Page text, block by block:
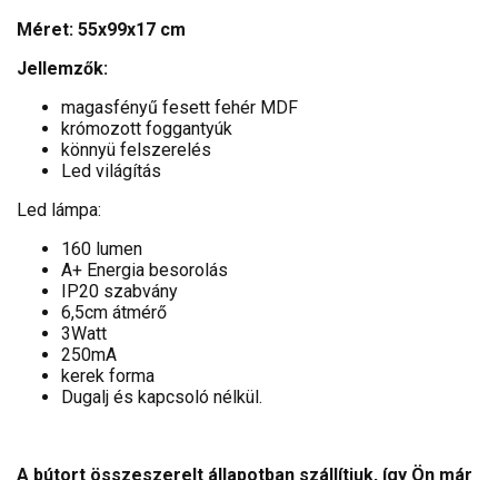
Méret: 55x99x17 cm
Jellemzők:
magasfényű fesett fehér MDF
krómozott foggantyúk
könnyü felszerelés
Led világítás
Led lámpa:
160 lumen
A+ Energia besorolás
IP20 szabvány
6,5cm átmérő
3Watt
250mA
kerek forma
Dugalj és kapcsoló nélkül.
A bútort összeszerelt állapotban szállítjuk, így Ön már